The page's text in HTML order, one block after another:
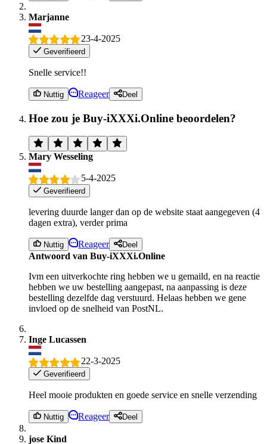
Marjanne
23-4-2025
Geverifieerd
Snelle service!!
Nuttig Reageer Deel
Hoe zou je Buy-iXXXi.Online beoordelen?
Mary Wesseling
5-4-2025
Geverifieerd
levering duurde langer dan op de website staat aangegeven (4
dagen extra), verder prima
Nuttig Reageer Deel
Antwoord van Buy-iXXXi.Online
Ivm een uitverkochte ring hebben we u gemaild, en na reactie
hebben we uw bestelling aangepast, na aanpassing is deze
bestelling dezelfde dag verstuurd. Helaas hebben we gene
invloed op de snelheid van PostNL.
Inge Lucassen
22-3-2025
Geverifieerd
Heel mooie produkten en goede service en snelle verzending
Nuttig Reageer Deel
jose Kind